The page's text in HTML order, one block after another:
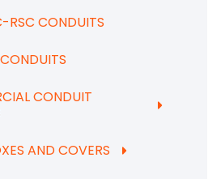
RSC CONDUITS
CONDUIT
AND COVERS